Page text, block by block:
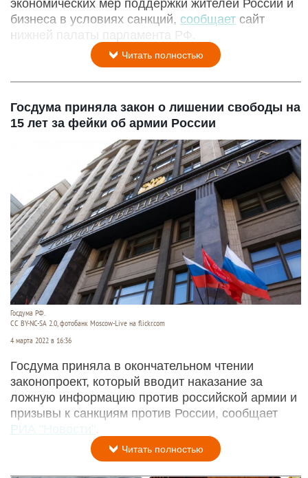
экономических мер поддержки жителей России и
бизнеса в условиях санкций, сообщает сайт
нижней палаты парламента РФ.
Читать полностью
Госдума приняла закон о лишении свободы на
15 лет за фейки об армии России
Госдума РФ.
CC BY-NC-SA 2.0, фотобанк Moscow-Live на flickr.com
4 марта 2022 в 16:36
Госдума приняла в окончательном чтении
законопроект, который вводит наказание за
ложную информацию против российской армии и
призывы к санкциям против России, сообщает
РИА "Новости"
Читать полностью